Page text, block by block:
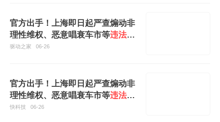
官方出手！上海即日起严查煽动非
理性维权、恶意唱衰车市等违法行
为
驱动之家 06-26
官方出手！上海即日起严查煽动非
理性维权、恶意唱衰车市等违法行
为
快科技 06-26